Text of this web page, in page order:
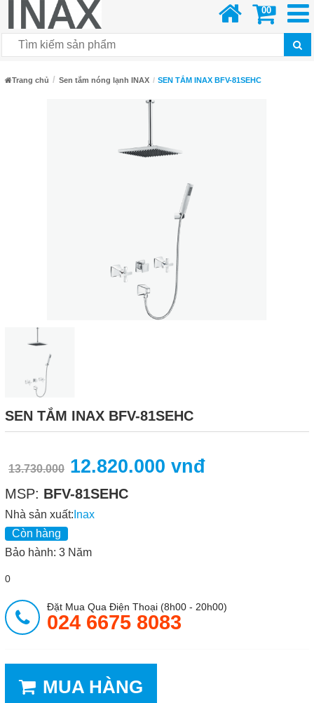
00
Trang chủ Sen tắm nóng lạnh INAX SEN TẮM INAX BFV-81SEHC
SEN TẮM INAX BFV-81SEHC
13.730.000 12.820.000 vnđ
MSP: BFV-81SEHC
Nhà sản xuất: Inax
Còn hàng
Bảo hành: 3 Năm
0
Đặt Mua Qua Điện Thoại (8h00 - 20h00)
024 6675 8083
MUA HÀNG